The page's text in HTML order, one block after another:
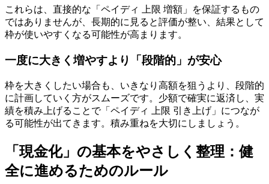
これらは、直接的な「ペイディ 上限 増額」を保証するもの
ではありませんが、長期的に見ると評価が整い、結果として
枠が使いやすくなる可能性が高まります。
一度に大きく増やすより「段階的」が安心
枠を大きくしたい場合も、いきなり高額を狙うより、段階的
に計画していく方がスムーズです。少額で確実に返済し、実
績を積み上げることで「ペイディ 上限 引き上げ」につなが
る可能性が出てきます。積み重ねを大切にしましょう。
「現金化」の基本をやさしく整理：健
全に進めるためのルール